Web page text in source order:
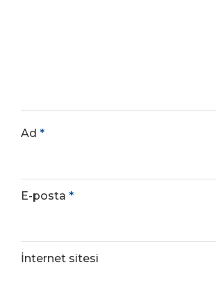
Ad *
E-posta *
İnternet sitesi